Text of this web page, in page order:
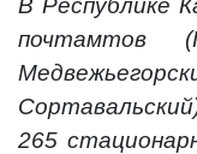
В Республике
почтамтов
265